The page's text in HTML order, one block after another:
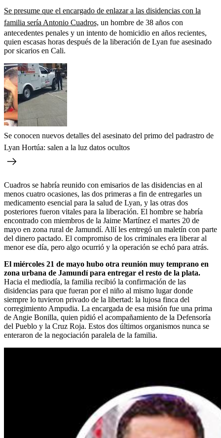
Se presume que el encargado de enlazar a las disidencias con la
familia sería Antonio Cuadros, un hombre de 38 años con
antecedentes penales y un intento de homicidio en años recientes,
quien escasas horas después de la liberación de Lyan fue asesinado
por sicarios en Cali.
Se conocen nuevos detalles del asesinato del primo del padrastro de
Lyan Hortúa: salen a la luz datos ocultos
Cuadros se habría reunido con emisarios de las disidencias en al
menos cuatro ocasiones, las dos primeras a fin de entregarles un
medicamento esencial para la salud de Lyan, y las otras dos
posteriores fueron vitales para la liberación. El hombre se habría
encontrado con miembros de la Jaime Martínez el martes 20 de
mayo en zona rural de Jamundí. Allí les entregó un maletín con parte
del dinero pactado. El compromiso de los criminales era liberar al
menor ese día, pero algo ocurrió y la operación se echó para atrás.
El miércoles 21 de mayo hubo otra reunión muy temprano en
zona urbana de Jamundí para entregar el resto de la plata.
Hacia el mediodía, la familia recibió la confirmación de las
disidencias para que fueran por el niño al mismo lugar donde
siempre lo tuvieron privado de la libertad: la lujosa finca del
corregimiento Ampudia. La encargada de esa misión fue una prima
de Angie Bonilla, quien pidió el acompañamiento de la Defensoría
del Pueblo y la Cruz Roja. Estos dos últimos organismos nunca se
enteraron de la negociación paralela de la familia.